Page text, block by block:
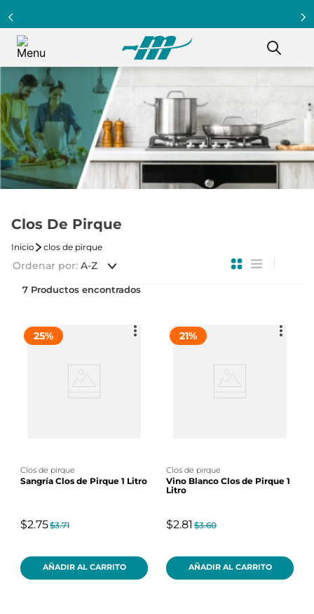
Clos De Pirque
clos de pirque
Ordenar por A-Z
7
25%
clos de pirque
Sangría Clos de Pirque 1 Litro
$2.75$3.71
AÑADIR AL CARRITO
21%
clos de pirque
Vino Blanco Clos de Pirque 1
Litro
$2.81 $3.60
AÑADIR AL CARRITO